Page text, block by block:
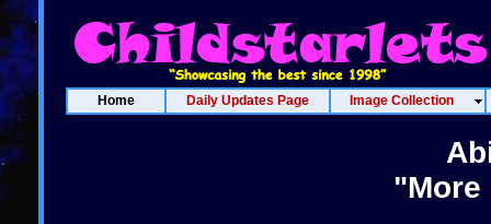
Home Daily Updates Page Image Collection
"More